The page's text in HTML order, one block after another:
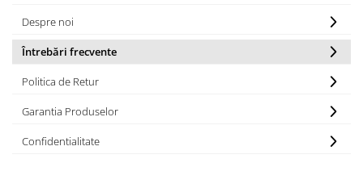
Despre noi
Întrebări frecvente
Politica de Retur
Garantia Produselor
Confidentialitate